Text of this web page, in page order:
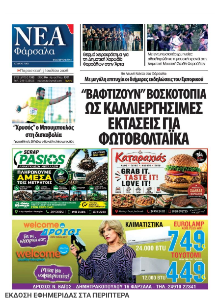
ΕΚΔΟΣΗ ΕΦΗΜΕΡΙΔΑΣ ΣΤΑ ΠΕΡΙΠΤΕΡΑ